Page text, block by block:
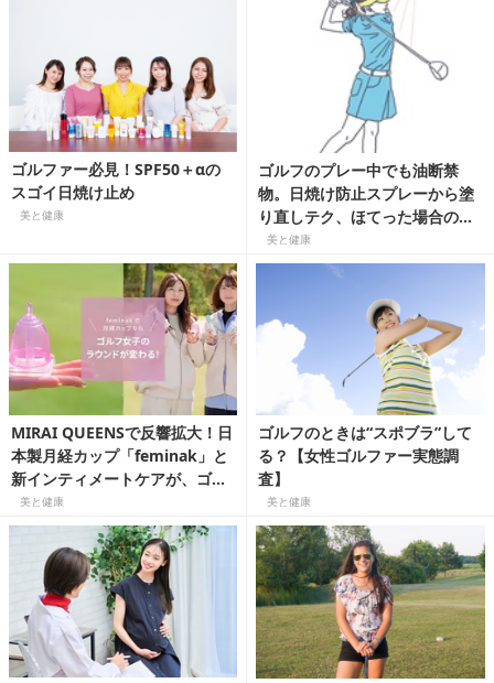
ゴルファー必見！SPF50＋αの
スゴイ日焼け止め
美と健康
ゴルフのプレー中でも油断禁
物。日焼け防止スプレーから塗
り直しテク、ほてった場合の対
処法、夜のケアまでまるっと解
説！
美と健康
MIRAI QUEENSで反響拡大！日
本製月経カップ「feminak」と
新インティメートケアが、ゴル
フ女子のラウンドをどう変え
る？
美と健康
ゴルフのときは“スポブラ”して
る？【女性ゴルファー実態調
査】
美と健康